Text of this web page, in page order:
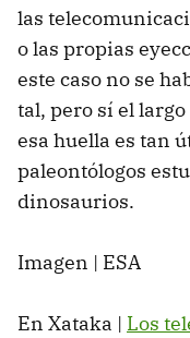
las
o las propias
este caso no se
tal, pero sí el
esa huella es tan
paleontólogos
dinosaurios.
Imagen | ESA
En Xataka | Los